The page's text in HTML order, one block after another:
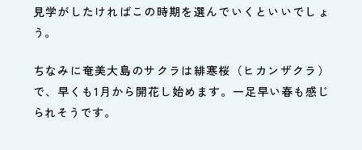
見学がしたければこの時期を選んでいくといいでしょ
う。
ちなみに奄美大島のサクラは緋寒桜（ヒカンザクラ）
で、早くも1月から開花し始めます。一足早い春も感じ
られそうです。